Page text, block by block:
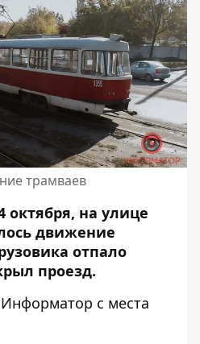
трамваев
октября, на улице
движение
отпало
проезд.
с места